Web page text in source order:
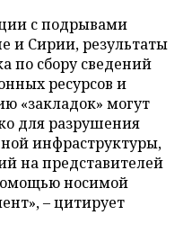
с подрывами
и Сирии, результаты
по сбору сведений
ресурсов и
«закладок» могут
для разрушения
инфраструктуры,
на представителей
носимой
– цитирует